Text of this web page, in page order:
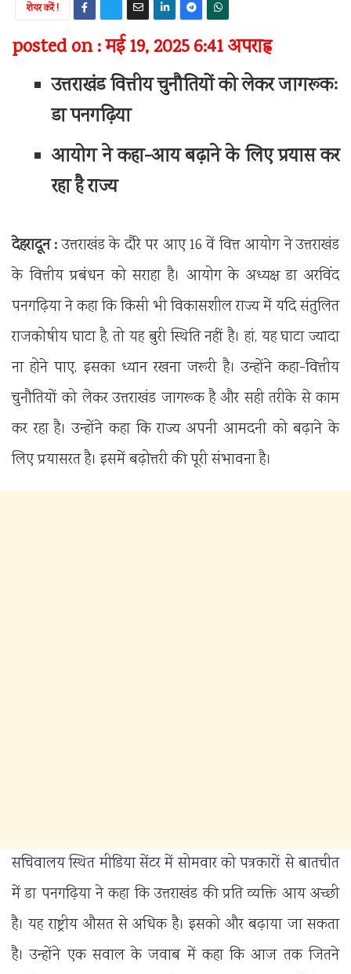
शेयर करें !
posted on : मई 19, 2025 6:41 अपराह्न
उत्तराखंड वित्तीय चुनौतियों को लेकर जागरूकः
डा पनगढ़िया
आयोग ने कहा-आय बढ़ाने के लिए प्रयास कर
रहा है राज्य
देहरादून :उत्तराखंड के दौरे पर आए 16 वें वित्त आयोग ने उत्तराखंड
के वित्तीय प्रबंधन को सराहा है। आयोग के अध्यक्ष डा अरविंद
पनगढ़िया ने कहा कि किसी भी विकासशील राज्य में यदि संतुलित
राजकोषीय घाटा है, तो यह बुरी स्थिति नहीं है। हां, यह घाटा ज्यादा
ना होने पाए, इसका ध्यान रखना जरूरी है। उन्होंने कहा-वित्तीय
चुनौतियों को लेकर उत्तराखंड जागरूक है और सही तरीके से काम
कर रहा है। उन्होंने कहा कि राज्य अपनी आमदनी को बढ़ाने के
लिए प्रयासरत है। इसमें बढ़ोत्तरी की पूरी संभावना है।
सचिवालय स्थित मीडिया सेंटर में सोमवार को पत्रकारों से बातचीत
में डा पनगढ़िया ने कहा कि उत्तराखंड की प्रति व्यक्ति आय अच्छी
है। यह राष्ट्रीय औसत से अधिक है। इसको और बढ़ाया जा सकता
है। उन्होंने एक सवाल के जवाब में कहा कि आज तक जितने